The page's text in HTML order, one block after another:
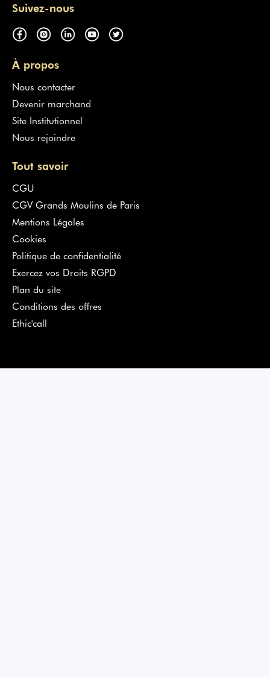
Suivez-nous
À propos
Nous contacter
Devenir marchand
Site Institutionnel
Nous rejoindre
Tout savoir
CGU
CGV Grands Moulins de Paris
Mentions Légales
Cookies
Politique de confidentialité
Exercez vos Droits RGPD
Plan du site
Conditions des offres
Ethic'call